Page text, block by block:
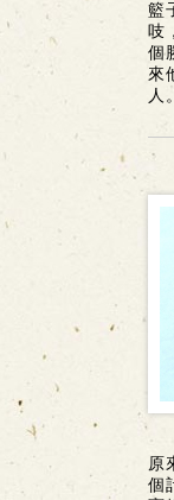
籃
吱
個
來
人。
原
個